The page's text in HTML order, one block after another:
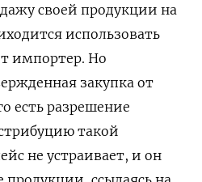
своей продукции на
использовать
импортер. Но
закупка от
есть разрешение
такой
не устраивает, и он